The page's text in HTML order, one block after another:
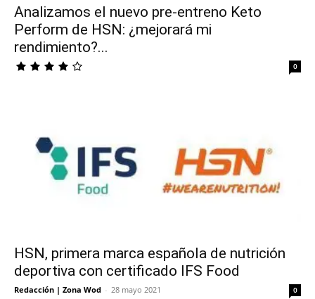
Analizamos el nuevo pre-entreno Keto
Perform de HSN: ¿mejorará mi
rendimiento?...
0
HSN, primera marca española de nutrición
deportiva con certificado IFS Food
Redacción | Zona Wod - 28 mayo 2021 0